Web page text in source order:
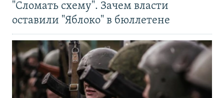
"Сломать схему". Зачем власти
оставили "Яблоко" в бюллетене